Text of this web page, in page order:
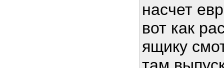
насчет
вот как
ящику